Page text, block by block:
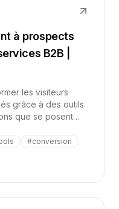
à prospects
B2B |
les visiteurs
grâce à des outils
que se posent
#conversion